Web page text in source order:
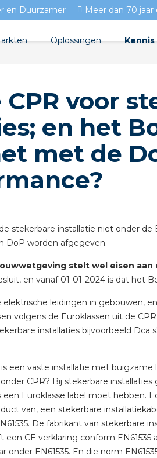
voor
en het
met de
stekerbare installatie niet onder
DoP worden afgegeven.
stelt wel eisen
en vanaf 01-01-2024 is dat het
leidingen in gebouwen,
volgens de Euroklassen uit de
installaties bijvoorbeeld Dca
een vaste installatie met
CPR? Bij stekerbare
een Euroklasse label moet hebben.
van, een stekerbare
De fabrikant van stekerbare
een CE verklaring conform
onder EN61535. En die norm
en Duurzamer Meer dan 70 jaar
Utiliteit
Tuinbouw
Oplossingen
Circulair installeren
EV laden
Prefab installeren
Sensoren
Stekerbaar installeren in
tuinbouw
Wieland
Wieland RST®
Kennis
Blogs